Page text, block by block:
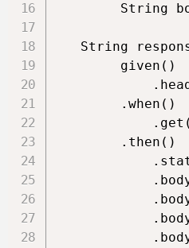
String
String
        given()
        .when()
        .then()